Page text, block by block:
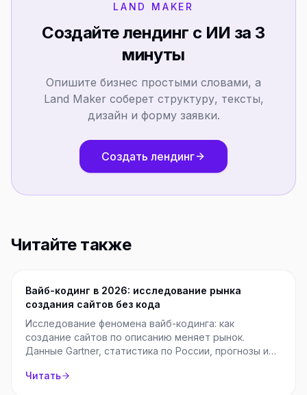
LAND MAKER
Создайте лендинг с ИИ за 3
минуты
Опишите бизнес простыми словами, а
Land Maker соберет структуру, тексты,
дизайн и форму заявки.
Создать лендинг
Читайте также
Вайб-кодинг в 2026: исследование рынка
создания сайтов без кода
Исследование феномена вайб-кодинга: как
создание сайтов по описанию меняет рынок.
Данные Gartner, статистика по России, прогнозы и
Читать